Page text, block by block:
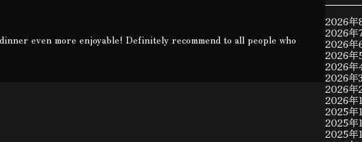
even more enjoyable! Definitely recommend to all people who
2026年
2026年
2026年
2026年
2026年
2026年
2026年
2026年
2025年
2025年
2025年